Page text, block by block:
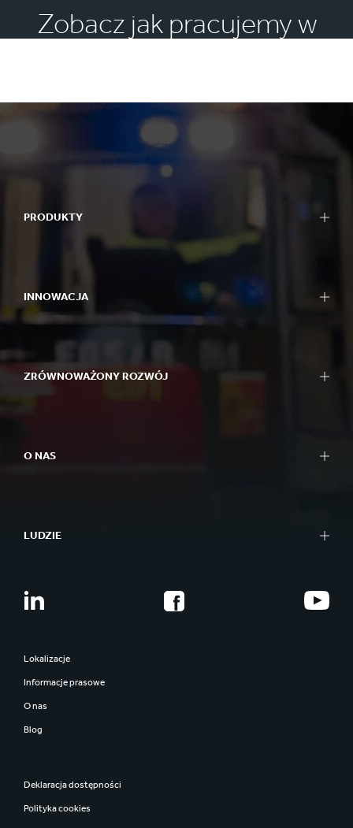
Zobacz jak pracujemy w
PRODUKTY
INNOWACJA
ZRÓWNOWAŻONY ROZWÓJ
O NAS
LUDZIE
Lokalizacje
Informacje prasowe
O nas
Blog
Deklaracja dostępności
Polityka cookies